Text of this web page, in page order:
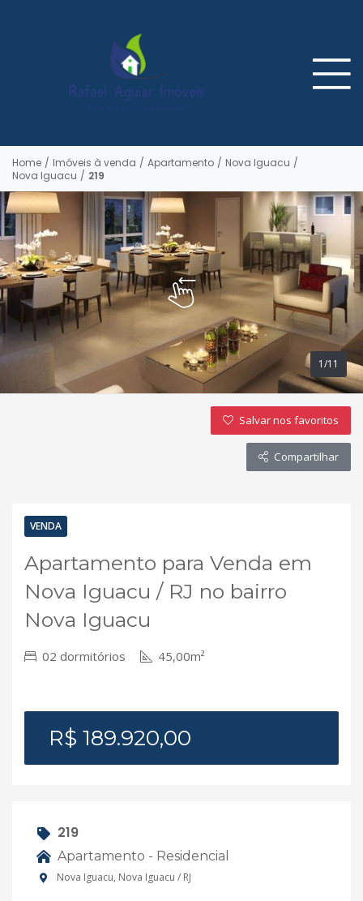
Home / Imóveis à venda / Apartamento / Nova Iguacu /
Nova Iguacu / 219
1/11
Salvar nos favoritos
Compartilhar
VENDA
Apartamento para Venda em
Nova Iguacu / RJ no bairro
Nova Iguacu
02 dormitórios 45,00m²
R$ 189.920,00
219
Apartamento - Residencial
Nova Iguacu, Nova Iguacu / RJ